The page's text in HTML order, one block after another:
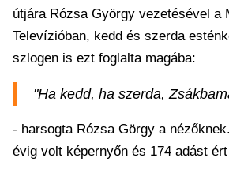
útjára Rózsa György vezetésével a
Televízióban, kedd és szerda
szlogen is ezt foglalta magába:
"Ha kedd, ha szerda,
- harsogta Rózsa Görgy a
évig volt képernyőn és 174 adást